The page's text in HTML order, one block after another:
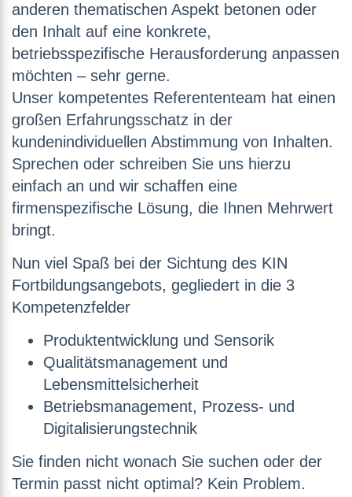
anderen thematischen Aspekt betonen oder
den Inhalt auf eine konkrete,
betriebsspezifische Herausforderung anpassen
möchten – sehr gerne.
Unser kompetentes Referententeam hat einen
großen Erfahrungsschatz in der
kundenindividuellen Abstimmung von Inhalten.
Sprechen oder schreiben Sie uns hierzu
einfach an und wir schaffen eine
firmenspezifische Lösung, die Ihnen Mehrwert
bringt.
Nun viel Spaß bei der Sichtung des KIN
Fortbildungsangebots, gegliedert in die 3
Kompetenzfelder
Produktentwicklung und Sensorik
Qualitätsmanagement und
Lebensmittelsicherheit
Betriebsmanagement, Prozess- und
Digitalisierungstechnik
Sie finden nicht wonach Sie suchen oder der
Termin passt nicht optimal? Kein Problem.